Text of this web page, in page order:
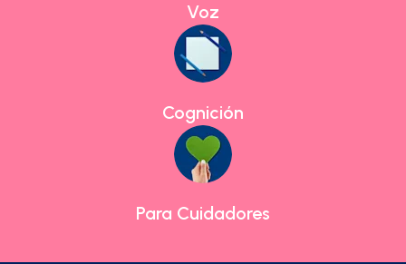
Voz
Cognición
Para Cuidadores